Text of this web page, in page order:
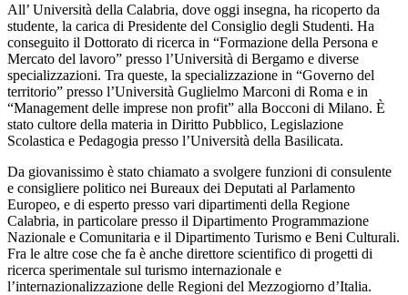
All’ Università della Calabria, dove oggi insegna, ha ricoperto da
studente, la carica di Presidente del Consiglio degli Studenti. Ha
conseguito il Dottorato di ricerca in “Formazione della Persona e
Mercato del lavoro” presso l’Università di Bergamo e diverse
specializzazioni. Tra queste, la specializzazione in “Governo del
territorio” presso l’Università Guglielmo Marconi di Roma e in
“Management delle imprese non profit” alla Bocconi di Milano. È
stato cultore della materia in Diritto Pubblico, Legislazione
Scolastica e Pedagogia presso l’Università della Basilicata.
Da giovanissimo è stato chiamato a svolgere funzioni di consulente
e consigliere politico nei Bureaux dei Deputati al Parlamento
Europeo, e di esperto presso vari dipartimenti della Regione
Calabria, in particolare presso il Dipartimento Programmazione
Nazionale e Comunitaria e il Dipartimento Turismo e Beni Culturali.
Fra le altre cose che fa è anche direttore scientifico di progetti di
ricerca sperimentale sul turismo internazionale e
l’internazionalizzazione delle Regioni del Mezzogiorno d’Italia.